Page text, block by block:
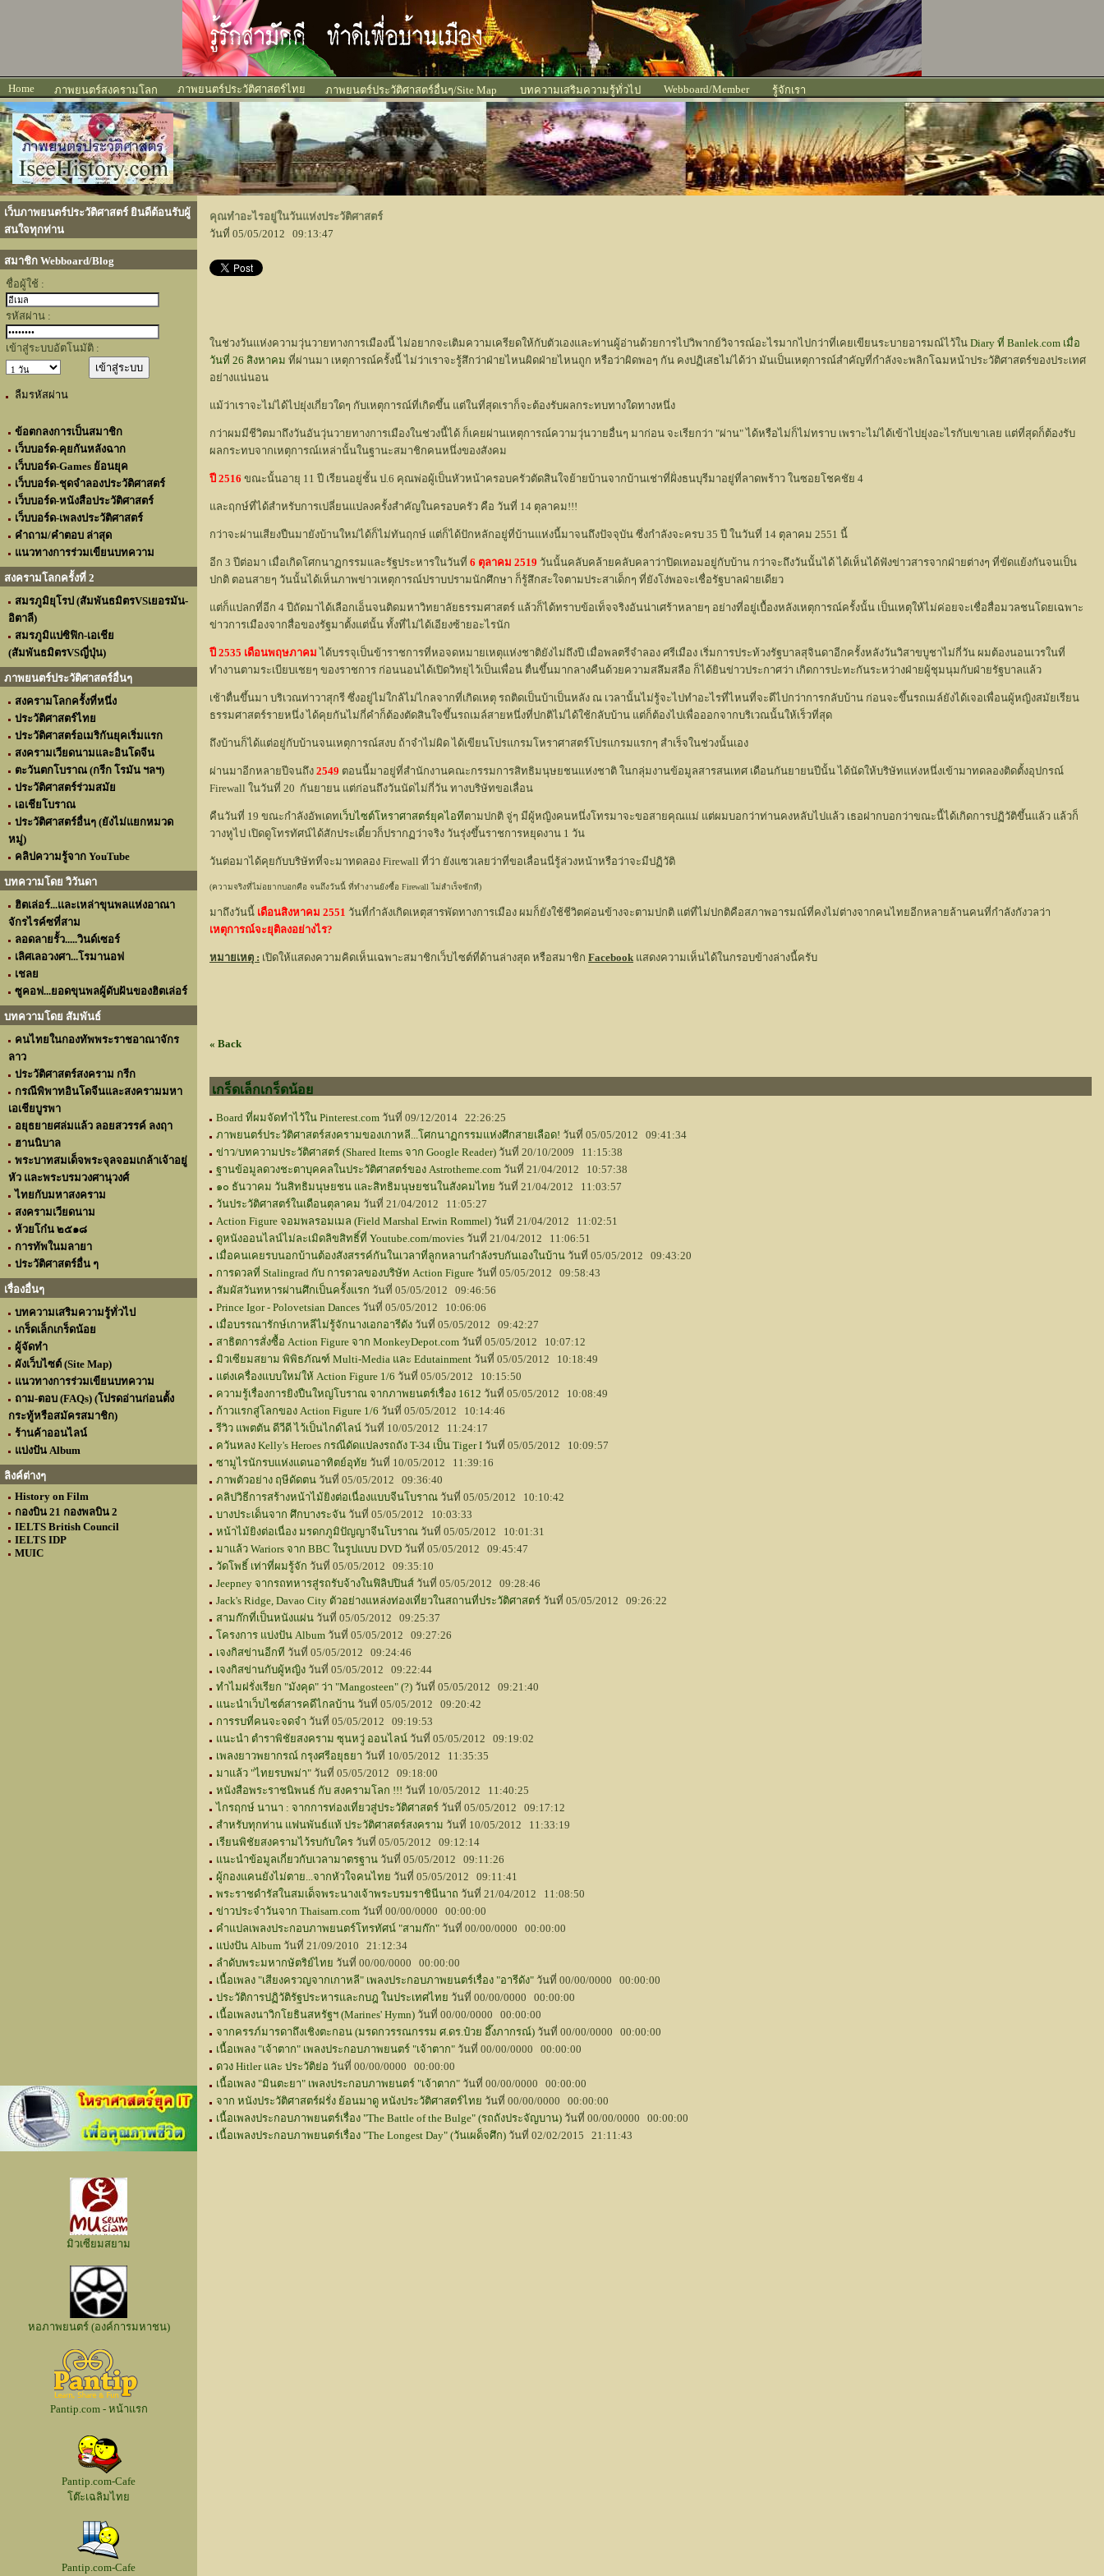
Home ภาพยนตร์สงครามโลก ภาพยนตร์ประวัติศาสตร์ไทย ภาพยนตร์ประวัติศาสตร์อื่นๆ/Site Map บทความเสริมความรู้ทั่วไป Webboard/Member รู้จักเรา
เว็บภาพยนตร์ประวัติศาสตร์ ยินดีต้อนรับผู้
สนใจทุกท่าน
สมาชิก Webboard/Blog
ชื่อผู้ใช้ :
รหัสผ่าน :
เข้าสู่ระบบอัตโนมัติ :
ลืมรหัสผ่าน
ข้อตกลงการเป็นสมาชิก
เว็บบอร์ด-คุยกันหลังฉาก
เว็บบอร์ด-Games ย้อนยุค
เว็บบอร์ด-ชุดจำลองประวัติศาสตร์
เว็บบอร์ด-หนังสือประวัติศาสตร์
เว็บบอร์ด-เพลงประวัติศาสตร์
คำถาม/คำตอบ ล่าสุด
แนวทางการร่วมเขียนบทความ
สงครามโลกครั้งที่ 2
สมรภูมิยุโรป (สัมพันธมิตรVSเยอรมัน-
อิตาลี)
สมรภูมิแปซิฟิก-เอเชีย
(สัมพันธมิตรVSญี่ปุ่น)
ภาพยนตร์ประวัติศาสตร์อื่นๆ
สงครามโลกครั้งที่หนึ่ง
ประวัติศาสตร์ไทย
ประวัติศาสตร์อเมริกันยุคเริ่มแรก
สงครามเวียดนามและอินโดจีน
ตะวันตกโบราณ (กรีก โรมัน ฯลฯ)
ประวัติศาสตร์ร่วมสมัย
เอเชียโบราณ
ประวัติศาสตร์อื่นๆ (ยังไม่แยกหมวด
หมู่)
คลิปความรู้จาก YouTube
บทความโดย วิวันดา
ฮิตเล่อร์...และเหล่าขุนพลแห่งอาณา
จักรไรค์ซที่สาม
ลอดลายรั้ว.....วินด์เซอร์
เลิศเลอวงศา...โรมานอฟ
เชลย
ซูคอฟ...ยอดขุนพลผู้ดับฝันของฮิตเล่อร์
บทความโดย สัมพันธ์
คนไทยในกองทัพพระราชอาณาจักร
ลาว
ประวัติศาสตร์สงคราม กรีก
กรณีพิพาทอินโดจีนและสงครามมหา
เอเชียบูรพา
อยุธยายศล่มแล้ว ลอยสวรรค์ ลงฤา
ฮานนิบาล
พระบาทสมเด็จพระจุลจอมเกล้าเจ้าอยู่
หัว และพระบรมวงศานุวงศ์
ไทยกับมหาสงคราม
สงครามเวียดนาม
ห้วยโก๋น ๒๕๑๘
การทัพในมลายา
ประวัติศาสตร์อื่น ๆ
เรื่องอื่นๆ
บทความเสริมความรู้ทั่วไป
เกร็ดเล็กเกร็ดน้อย
ผู้จัดทำ
ผังเว็บไซต์ (Site Map)
แนวทางการร่วมเขียนบทความ
ถาม-ตอบ (FAQs) (โปรดอ่านก่อนตั้ง
กระทู้หรือสมัครสมาชิก)
ร้านค้าออนไลน์
แบ่งปัน Album
ลิงค์ต่างๆ
History on Film
กองบิน 21 กองพลบิน 2
IELTS British Council
IELTS IDP
MUIC
มิวเซียมสยาม
หอภาพยนตร์ (องค์การมหาชน)
Pantip.com - หน้าแรก
Pantip.com-Cafe
โต๊ะเฉลิมไทย
Pantip.com-Cafe
คุณทำอะไรอยู่ในวันแห่งประวัติศาสตร์
วันที่ 05/05/2012 09:13:47
ในช่วงวันแห่งความวุ่นวายทางการเมืองนี้ ไม่อยากจะเติมความเครียดให้กับตัวเองและท่านผู้อ่านด้วยการไปวิพากย์วิจารณ์อะไรมากไปกว่าที่เคยเขียนระบายอารมณ์ไว้ใน Diary ที่ Banlek.com เมื่อ
วันที่ 26 สิงหาคม ที่ผ่านมา เหตุการณ์ครั้งนี้ ไม่ว่าเราจะรู้สึกว่าฝ่ายไหนผิดฝ่ายไหนถูก หรือว่าผิดพอๆ กัน คงปฏิเสธไม่ได้ว่า มันเป็นเหตุการณ์สำคัญที่กำลังจะพลิกโฉมหน้าประวัติศาสตร์ของประเทศ
อย่างแน่นอน
แม้ว่าเราจะไม่ได้ไปยุ่งเกี่ยวใดๆ กับเหตุการณ์ที่เกิดขึ้น แต่ในที่สุดเราก็จะต้องรับผลกระทบทางใดทางหนึ่ง
กว่าผมมีชีวิตมาถึงวันอันวุ่นวายทางการเมืองในช่วงนี้ได้ ก็เคยผ่านเหตุการณ์ความวุ่นวายอื่นๆ มาก่อน จะเรียกว่า "ผ่าน" ได้หรือไม่ก็ไม่ทราบ เพราะไม่ได้เข้าไปยุ่งอะไรกับเขาเลย แต่ที่สุดก็ต้องรับ
ผลกระทบจากเหตุการณ์เหล่านั้นในฐานะสมาชิกคนหนึ่งของสังคม
ปี 2516 ขณะนั้นอายุ 11 ปี เรียนอยู่ชั้น ป.6 คุณพ่อผู้เป็นหัวหน้าครอบครัวตัดสินใจย้ายบ้านจากบ้านเช่าที่ฝั่งธนบุรีมาอยู่ที่ลาดพร้าว ในซอยโชคชัย 4
และฤกษ์ที่ได้สำหรับการเปลี่ยนแปลงครั้งสำคัญในครอบครัว คือ วันที่ 14 ตุลาคม!!!
กว่าจะผ่านเสียงปืนมายังบ้านใหม่ได้ก็ไม่ทันฤกษ์ แต่ก็ได้ปักหลักอยู่ที่บ้านแห่งนี้มาจนถึงปัจจุบัน ซึ่งกำลังจะครบ 35 ปี ในวันที่ 14 ตุลาคม 2551 นี้
อีก 3 ปีต่อมา เมื่อเกิดโศกนาฏกรรมและรัฐประหารในวันที่ 6 ตุลาคม 2519 วันนั้นคลับคล้ายคลับคลาว่าปิดเทอมอยู่กับบ้าน กว่าจะถึงวันนั้นได้ ได้เห็นได้ฟังข่าวสารจากฝ่ายต่างๆ ที่ขัดแย้งกันจนเป็น
ปกติ ตอนสายๆ วันนั้นได้เห็นภาพข่าวเหตุการณ์ปราบปรามนักศึกษา ก็รู้สึกสะใจตามประสาเด็กๆ ที่ยังโง่พอจะเชื่อรัฐบาลฝ่ายเดียว
แต่ก็แปลกที่อีก 4 ปีถัดมาได้เลือกเอ็นจนติดมหาวิทยาลัยธรรมศาสตร์ แล้วก็ได้ทราบข้อเท็จจริงอันน่าเศร้าหลายๆ อย่างที่อยู่เบื้องหลังเหตุการณ์ครั้งนั้น เป็นเหตุให้ไม่ค่อยจะเชื่อสื่อมวลชนโดยเฉพาะ
ข่าวการเมืองจากสื่อของรัฐมาตั้งแต่นั้น ทั้งที่ไม่ได้เอียงซ้ายอะไรนัก
ปี 2535 เดือนพฤษภาคม ได้บรรจุเป็นข้าราชการที่หอจดหมายเหตุแห่งชาติยังไม่ถึงปี เมื่อพลตรีจำลอง ศรีเมือง เริ่มการประท้วงรัฐบาลสุจินดาอีกครั้งหลังวันวิสาขบูชาไม่กี่วัน ผมต้องนอนเวรในที่
ทำงานตามระเบียบเชยๆ ของราชการ ก่อนนอนได้เปิดวิทยุไว้เป็นเพื่อน ตื่นขึ้นมากลางคืนด้วยความสลึมสลือ ก็ได้ยินข่าวประกาศว่า เกิดการปะทะกันระหว่างฝ่ายผู้ชุมนุมกับฝ่ายรัฐบาลแล้ว
เช้าตื่นขึ้นมา บริเวณท่าวาสุกรี ซึ่งอยู่ไม่ใกล้ไม่ไกลจากที่เกิดเหตุ รถติดเป็นบ้าเป็นหลัง ณ เวลานั้นไม่รู้จะไปทำอะไรที่ไหนที่จะดีไปกว่าการกลับบ้าน ก่อนจะขึ้นรถเมล์ยังได้เจอเพื่อนผู้หญิงสมัยเรียน
ธรรมศาสตร์รายหนึ่ง ได้คุยกันไม่กี่คำก็ต้องตัดสินใจขึ้นรถเมล์สายหนึ่งที่ปกติไม่ได้ใช้กลับบ้าน แต่ก็ต้องไปเพื่อออกจากบริเวณนั้นให้เร็วที่สุด
ถึงบ้านก็ได้แต่อยู่กับบ้านจนเหตุการณ์สงบ ถ้าจำไม่ผิด ได้เขียนโปรแกรมโหราศาสตร์โปรแกรมแรกๆ สำเร็จในช่วงนั้นเอง
ผ่านมาอีกหลายปีจนถึง 2549 ตอนนี้มาอยู่ที่สำนักงานคณะกรรมการสิทธิมนุษยชนแห่งชาติ ในกลุ่มงานข้อมูลสารสนเทศ เดือนกันยายนปีนั้น ได้นัดให้บริษัทแห่งหนึ่งเข้ามาทดลองติดตั้งอุปกรณ์
Firewall ในวันที่ 20 กันยายน แต่ก่อนถึงวันนัดไม่กี่วัน ทางบริษัทขอเลื่อน
คืนวันที่ 19 ขณะกำลังอัพเดทเว็บไซต์โหราศาสตร์ยุคไอทีตามปกติ จู่ๆ มีผู้หญิงคนหนึ่งโทรมาจะขอสายคุณแม่ แต่ผมบอกว่าท่านคงหลับไปแล้ว เธอฝากบอกว่าขณะนี้ได้เกิดการปฏิวัติขึ้นแล้ว แล้วก็
วางหูไป เปิดดูโทรทัศน์ได้สักประเดี๋ยวก็ปรากฏว่าจริง วันรุ่งขึ้นราชการหยุดงาน 1 วัน
วันต่อมาได้คุยกับบริษัทที่จะมาทดลอง Firewall ที่ว่า ยังแซวเลยว่าที่ขอเลื่อนนี่รู้ล่วงหน้าหรือว่าจะมีปฏิวัติ
(ความจริงที่ไม่อยากบอกคือ จนถึงวันนี้ ที่ทำงานยังซื้อ Firewall ไม่สำเร็จซักที)
มาถึงวันนี้ เดือนสิงหาคม 2551 วันที่กำลังเกิดเหตุสารพัดทางการเมือง ผมก็ยังใช้ชีวิตค่อนข้างจะตามปกติ แต่ที่ไม่ปกติคือสภาพอารมณ์ที่คงไม่ต่างจากคนไทยอีกหลายล้านคนที่กำลังกังวลว่า
เหตุการณ์จะยุติลงอย่างไร?
หมายเหตุ : เปิดให้แสดงความคิดเห็นเฉพาะสมาชิกเว็บไซต์ที่ด้านล่างสุด หรือสมาชิก Facebook แสดงความเห็นได้ในกรอบข้างล่างนี้ครับ
« Back
เกร็ดเล็กเกร็ดน้อย
Board ที่ผมจัดทำไว้ใน Pinterest.com วันที่ 09/12/2014 22:26:25
ภาพยนตร์ประวัติศาสตร์สงครามของเกาหลี...โศกนาฏกรรมแห่งศึกสายเลือด! วันที่ 05/05/2012 09:41:34
ข่าว/บทความประวัติศาสตร์ (Shared Items จาก Google Reader) วันที่ 20/10/2009 11:15:38
ฐานข้อมูลดวงชะตาบุคคลในประวัติศาสตร์ของ Astrotheme.com วันที่ 21/04/2012 10:57:38
๑๐ ธันวาคม วันสิทธิมนุษยชน และสิทธิมนุษยชนในสังคมไทย วันที่ 21/04/2012 11:03:57
วันประวัติศาสตร์ในเดือนตุลาคม วันที่ 21/04/2012 11:05:27
Action Figure จอมพลรอมเมล (Field Marshal Erwin Rommel) วันที่ 21/04/2012 11:02:51
ดูหนังออนไลน์ไม่ละเมิดลิขสิทธิ์ที่ Youtube.com/movies วันที่ 21/04/2012 11:06:51
เมื่อคนเคยรบนอกบ้านต้องสังสรรค์กันในเวลาที่ลูกหลานกำลังรบกันเองในบ้าน วันที่ 05/05/2012 09:43:20
การดวลที่ Stalingrad กับ การดวลของบริษัท Action Figure วันที่ 05/05/2012 09:58:43
สัมผัสวันทหารผ่านศึกเป็นครั้งแรก วันที่ 05/05/2012 09:46:56
Prince Igor - Polovetsian Dances วันที่ 05/05/2012 10:06:06
เมื่อบรรณารักษ์เกาหลีไม่รู้จักนางเอกอารีดัง วันที่ 05/05/2012 09:42:27
สาธิตการสั่งซื้อ Action Figure จาก MonkeyDepot.com วันที่ 05/05/2012 10:07:12
มิวเซียมสยาม พิพิธภัณฑ์ Multi-Media และ Edutainment วันที่ 05/05/2012 10:18:49
แต่งเครื่องแบบใหม่ให้ Action Figure 1/6 วันที่ 05/05/2012 10:15:50
ความรู้เรื่องการยิงปืนใหญ่โบราณ จากภาพยนตร์เรื่อง 1612 วันที่ 05/05/2012 10:08:49
ก้าวแรกสู่โลกของ Action Figure 1/6 วันที่ 05/05/2012 10:14:46
รีวิว แพตตัน ดีวีดี ไว้เป็นไกด์ไลน์ วันที่ 10/05/2012 11:24:17
ควันหลง Kelly's Heroes กรณีดัดแปลงรถถัง T-34 เป็น Tiger I วันที่ 05/05/2012 10:09:57
ซามูไรนักรบแห่งแดนอาทิตย์อุทัย วันที่ 10/05/2012 11:39:16
ภาพตัวอย่าง ฤษีดัดตน วันที่ 05/05/2012 09:36:40
คลิปวิธีการสร้างหน้าไม้ยิงต่อเนื่องแบบจีนโบราณ วันที่ 05/05/2012 10:10:42
บางประเด็นจาก ศึกบางระจัน วันที่ 05/05/2012 10:03:33
หน้าไม้ยิงต่อเนื่อง มรดกภูมิปัญญาจีนโบราณ วันที่ 05/05/2012 10:01:31
มาแล้ว Wariors จาก BBC ในรูปแบบ DVD วันที่ 05/05/2012 09:45:47
วัดโพธิ์ เท่าที่ผมรู้จัก วันที่ 05/05/2012 09:35:10
Jeepney จากรถทหารสู่รถรับจ้างในฟิลิปปินส์ วันที่ 05/05/2012 09:28:46
Jack's Ridge, Davao City ตัวอย่างแหล่งท่องเที่ยวในสถานที่ประวัติศาสตร์ วันที่ 05/05/2012 09:26:22
สามก๊กที่เป็นหนังแผ่น วันที่ 05/05/2012 09:25:37
โครงการ แบ่งปัน Album วันที่ 05/05/2012 09:27:26
เจงกิสข่านอีกที วันที่ 05/05/2012 09:24:46
เจงกิสข่านกับผู้หญิง วันที่ 05/05/2012 09:22:44
ทำไมฝรั่งเรียก "มังคุด" ว่า "Mangosteen" (?) วันที่ 05/05/2012 09:21:40
แนะนำเว็บไซต์สารคดีไกลบ้าน วันที่ 05/05/2012 09:20:42
การรบที่คนจะจดจำ วันที่ 05/05/2012 09:19:53
แนะนำ ตำราพิชัยสงคราม ซุนหวู่ ออนไลน์ วันที่ 05/05/2012 09:19:02
เพลงยาวพยากรณ์ กรุงศรีอยุธยา วันที่ 10/05/2012 11:35:35
มาแล้ว "ไทยรบพม่า" วันที่ 05/05/2012 09:18:00
หนังสือพระราชนิพนธ์ กับ สงครามโลก !!! วันที่ 10/05/2012 11:40:25
ไกรฤกษ์ นานา : จากการท่องเที่ยวสู่ประวัติศาสตร์ วันที่ 05/05/2012 09:17:12
สำหรับทุกท่าน แฟนพันธ์แท้ ประวัติศาสตร์สงคราม วันที่ 10/05/2012 11:33:19
เรียนพิชัยสงครามไว้รบกับใคร วันที่ 05/05/2012 09:12:14
แนะนำข้อมูลเกี่ยวกับเวลามาตรฐาน วันที่ 05/05/2012 09:11:26
ผู้กองแคนยังไม่ตาย...จากหัวใจคนไทย วันที่ 05/05/2012 09:11:41
พระราชดำรัสในสมเด็จพระนางเจ้าพระบรมราชินีนาถ วันที่ 21/04/2012 11:08:50
ข่าวประจำวันจาก Thaisarn.com วันที่ 00/00/0000 00:00:00
คำแปลเพลงประกอบภาพยนตร์โทรทัศน์ "สามก๊ก" วันที่ 00/00/0000 00:00:00
แบ่งปัน Album วันที่ 21/09/2010 21:12:34
ลำดับพระมหากษัตริย์ไทย วันที่ 00/00/0000 00:00:00
เนื้อเพลง "เสียงครวญจากเกาหลี" เพลงประกอบภาพยนตร์เรื่อง "อารีดัง" วันที่ 00/00/0000 00:00:00
ประวัติการปฏิวัติรัฐประหารและกบฎ ในประเทศไทย วันที่ 00/00/0000 00:00:00
เนื้อเพลงนาวิกโยธินสหรัฐฯ (Marines' Hymn) วันที่ 00/00/0000 00:00:00
จากครรภ์มารดาถึงเชิงตะกอน (มรดกวรรณกรรม ศ.ดร.ป๋วย อึ๊งภากรณ์) วันที่ 00/00/0000 00:00:00
เนื้อเพลง "เจ้าตาก" เพลงประกอบภาพยนตร์ "เจ้าตาก" วันที่ 00/00/0000 00:00:00
ดวง Hitler และ ประวัติย่อ วันที่ 00/00/0000 00:00:00
เนื้อเพลง "มินตะยา" เพลงประกอบภาพยนตร์ "เจ้าตาก" วันที่ 00/00/0000 00:00:00
จาก หนังประวัติศาสตร์ฝรั่ง ย้อนมาดู หนังประวัติศาสตร์ไทย วันที่ 00/00/0000 00:00:00
เนื้อเพลงประกอบภาพยนตร์เรื่อง "The Battle of the Bulge" (รถถังประจัญบาน) วันที่ 00/00/0000 00:00:00
เนื้อเพลงประกอบภาพยนตร์เรื่อง "The Longest Day" (วันเผด็จศึก) วันที่ 02/02/2015 21:11:43